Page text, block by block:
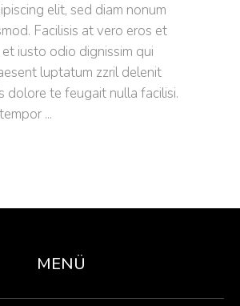
elit, sed diam nonum
Facilisis at vero eros et
iusto odio dignissim qui
luptatum zzril delenit
dolore te feugait nulla facilisi.
MENÜ